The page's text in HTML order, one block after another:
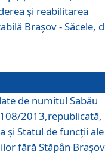
şi reabilitarea
Braşov - Săcele,
de numitul Sabău
2013,republicată,
şi Statul de funcţii ale
fără Stăpân